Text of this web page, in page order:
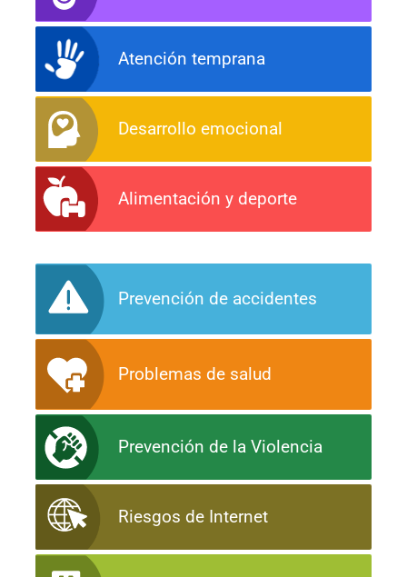
Atención temprana
Desarrollo emocional
Alimentación y deporte
Prevención de accidentes
Problemas de salud
Prevención de la Violencia
Riesgos de Internet